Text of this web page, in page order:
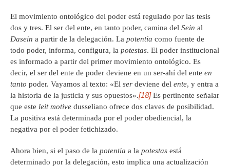
El movimiento ontológico del poder está regulado por las tesis
dos y tres. El ser del ente, en tanto poder, camina del Sein al
Dasein a partir de la delegación. La potentia como fuente de
todo poder, informa, configura, la potestas. El poder institucional
es informado a partir del primer movimiento ontológico. Es
decir, el ser del ente de poder deviene en un ser-ahí del ente en
tanto poder. Vayamos al texto: «El ser deviene del ente, y entra a
la historia de la justicia y sus opuestos».[18]Es pertinente señalar
que este leit motive dusseliano ofrece dos claves de posibilidad.
La positiva está determinada por el poder obediencial, la
negativa por el poder fetichizado.
Ahora bien, si el paso de la potentia a la potestas está
determinado por la delegación, esto implica una actualización